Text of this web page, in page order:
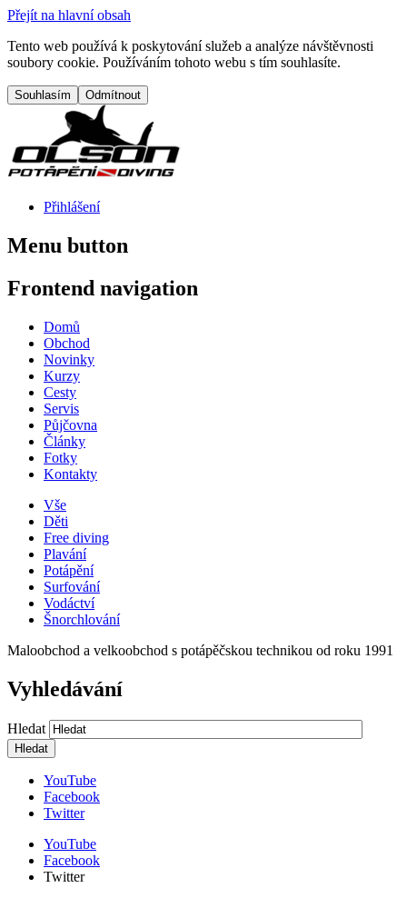
Přejít na hlavní obsah
Tento web používá k poskytování služeb a analýze návštěvnosti
soubory cookie. Používáním tohoto webu s tím souhlasíte.
Přihlášení
Menu button
Frontend navigation
Domů
Obchod
Novinky
Kurzy
Cesty
Servis
Půjčovna
Články
Fotky
Kontakty
Vše
Děti
Free diving
Plavání
Potápění
Surfování
Vodáctví
Šnorchlování
Maloobchod a velkoobchod s potápěčskou technikou od roku 1991
Vyhledávání
Hledat
YouTube
Facebook
Twitter
YouTube
Facebook
Twitter